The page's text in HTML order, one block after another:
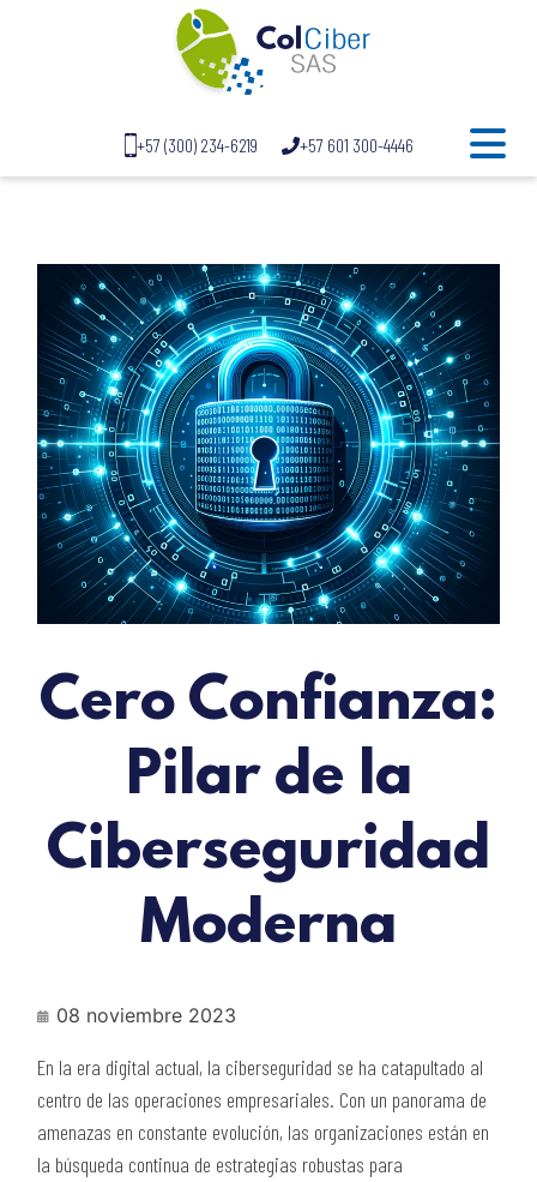
+57 (300) 234-6219 +57 601 300-4446
Cero Confianza:
Pilar de la
Ciberseguridad
Moderna
08 noviembre 2023
En la era digital actual, la ciberseguridad se ha catapultado al
centro de las operaciones empresariales. Con un panorama de
amenazas en constante evolución, las organizaciones están en
la búsqueda continua de estrategias robustas para